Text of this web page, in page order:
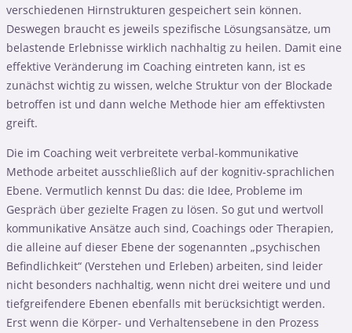
verschiedenen Hirnstrukturen gespeichert sein können.
Deswegen braucht es jeweils spezifische Lösungsansätze, um
belastende Erlebnisse wirklich nachhaltig zu heilen. Damit eine
effektive Veränderung im Coaching eintreten kann, ist es
zunächst wichtig zu wissen, welche Struktur von der Blockade
betroffen ist und dann welche Methode hier am effektivsten
greift.
Die im Coaching weit verbreitete verbal-kommunikative
Methode arbeitet ausschließlich auf der kognitiv-sprachlichen
Ebene. Vermutlich kennst Du das: die Idee, Probleme im
Gespräch über gezielte Fragen zu lösen. So gut und wertvoll
kommunikative Ansätze auch sind, Coachings oder Therapien,
die alleine auf dieser Ebene der sogenannten „psychischen
Befindlichkeit“ (Verstehen und Erleben) arbeiten, sind leider
nicht besonders nachhaltig, wenn nicht drei weitere und und
tiefgreifendere Ebenen ebenfalls mit berücksichtigt werden.
Erst wenn die Körper- und Verhaltensebene in den Prozess